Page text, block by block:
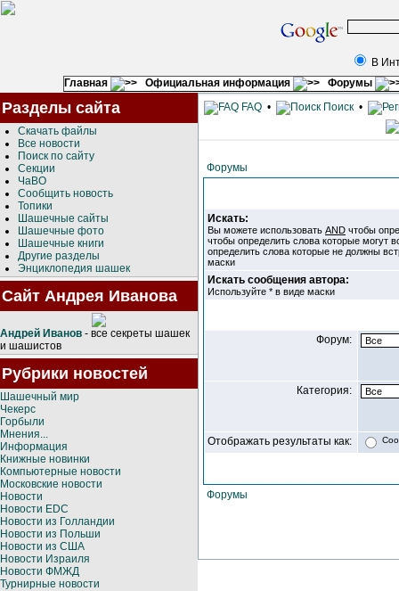
В
Главная
Официальная информация Форумы
Разделы сайта
Скачать файлы
Все новости
Поиск по сайту
Секции
ЧаВО
Сообщить новость
Топики
Шашечные сайты
Шашечные фото
Шашечные книги
Другие разделы
Энциклопедия шашек
Сайт Андрея Иванова
Андрей Иванов - все секреты шашек
и шашистов
Рубрики новостей
Шашечный мир
Чекерс
Горбыли
Мнения...
Информация
Книжные новинки
Компьютерные новости
Московские новости
Новости
Новости EDC
Новости из Голландии
Новости из Польши
Новости из США
Новости Израиля
Новости ФМЖД
Турнирные новости
FAQ • Поиск •
Форумы
Искать:
Вы можете использовать AND чтобы
чтобы определить слова которые могут
определить слова которые не должны
маски
Искать сообщения автора:
Используйте * в виде маски
Форум:
Категория:
Отображать результаты как:
Форумы